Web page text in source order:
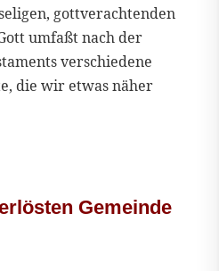
gottverachtenden
umfaßt nach der
verschiedene
die wir etwas näher
Gemeinde